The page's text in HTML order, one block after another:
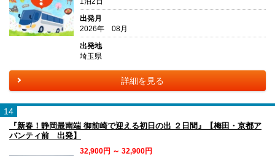
出発月
2026年 08月
出発地
埼玉県
詳細を見る
14
『新春！静岡最南端 御前崎で迎える初日の出 ２日間』【梅田・京都ア
バンティ前 出発】
32,900円 ～ 32,900円